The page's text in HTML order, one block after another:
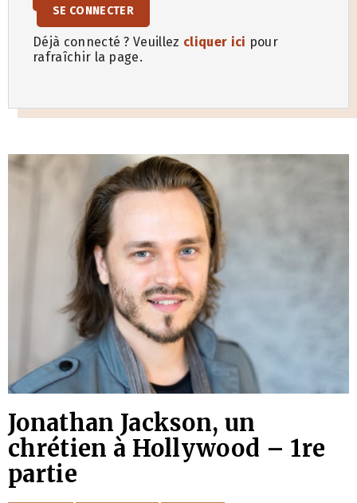
SE CONNECTER
Déjà connecté ? Veuillez cliquer ici pour
rafraîchir la page.
Jonathan Jackson, un
chrétien à Hollywood – 1re
partie